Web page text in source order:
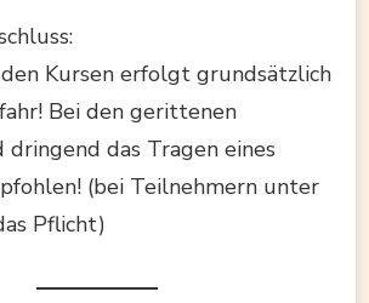
Kursen erfolgt grundsätzlich
Bei den gerittenen
dringend das Tragen eines
(bei Teilnehmern unter
Pflicht)